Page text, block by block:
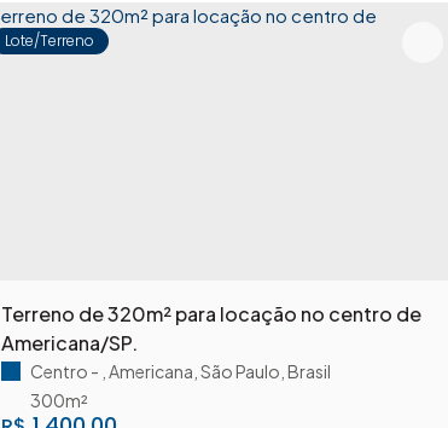
Lote/Terreno
Terreno de 320m² para locação no centro de
Americana/SP.
Centro Americana São Paulo Brasil
300m²